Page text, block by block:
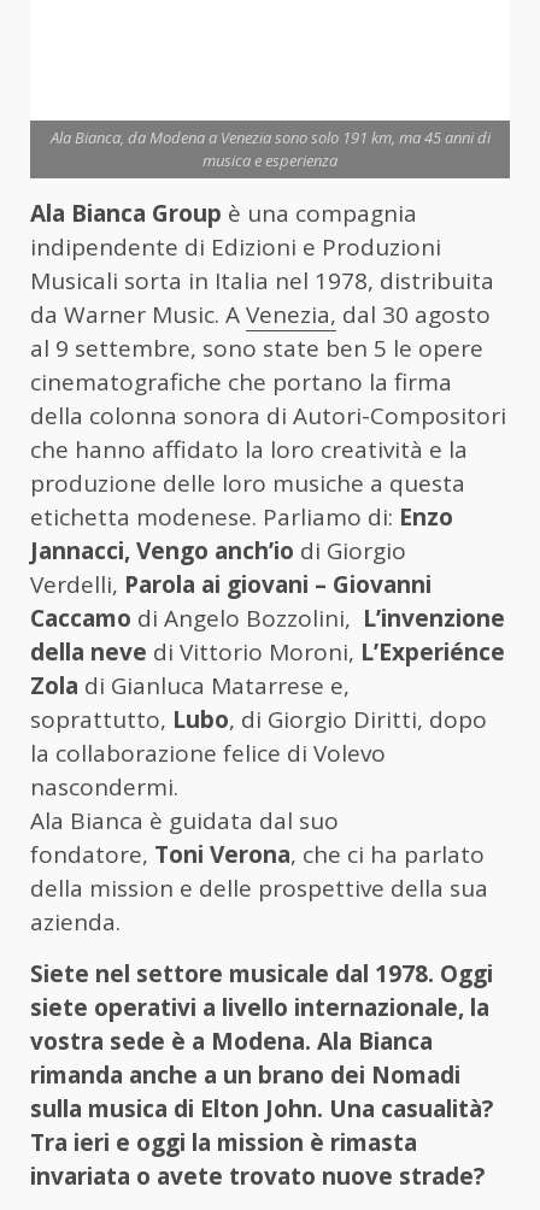
Ala Bianca, da Modena a Venezia sono solo 191 km, ma 45 anni di
musica e esperienza
Ala Bianca Group è una compagnia
indipendente di Edizioni e Produzioni
Musicali sorta in Italia nel 1978, distribuita
da Warner Music. AVenezia, dal 30 agosto
al 9 settembre, sono state ben 5 le opere
cinematografiche che portano la firma
della colonna sonora di Autori-Compositori
che hanno affidato la loro creatività e la
produzione delle loro musiche a questa
etichetta modenese. Parliamo di: Enzo
Jannacci, Vengo anch’io di Giorgio
Verdelli, Parola ai giovani – Giovanni
Caccamo di Angelo Bozzolini, L’invenzione
della neve di Vittorio Moroni, L’Experiénce
Zola di Gianluca Matarrese e,
soprattutto, Lubo, di Giorgio Diritti, dopo
la collaborazione felice di Volevo
nascondermi.
Ala Bianca è guidata dal suo
fondatore, Toni Verona, che ci ha parlato
della mission e delle prospettive della sua
azienda.
Siete nel settore musicale dal 1978. Oggi
siete operativi a livello internazionale, la
vostra sede è a Modena. Ala Bianca
rimanda anche a un brano dei Nomadi
sulla musica di Elton John. Una casualità?
Tra ieri e oggi la mission è rimasta
invariata o avete trovato nuove strade?